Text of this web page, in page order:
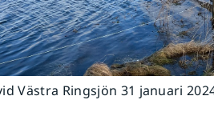
Västra Ringsjön 31 januari